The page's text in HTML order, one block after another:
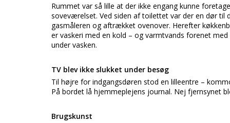
Rummet var så lille at der ikke engang kunne
soveværelset. Ved siden af toilettet var der en dør
gasmåleren og aftrækket ovenover. Herefter
er vaskeri med en kold – og varmtvands forenet
under vasken.
TV blev ikke slukket under besøg
Til højre for indgangsdøren stod en lilleentre –
På bordet lå hjemmeplejens journal. Nej fjernsynet
Brugskunst